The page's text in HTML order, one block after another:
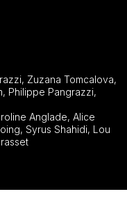
Zuzana Tomcalova,
Philippe Pangrazzi,
Noam Grasset